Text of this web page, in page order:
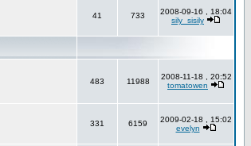
41 733
2008-09-16 , 18:04
sily_sisily
483 11988
2008-11-18 , 20:52
tomatowen
331 6159
2009-02-18 , 15:02
evelyn